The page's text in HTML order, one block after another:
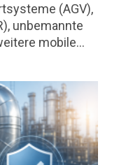
(AGV),
unbemannte
mobile